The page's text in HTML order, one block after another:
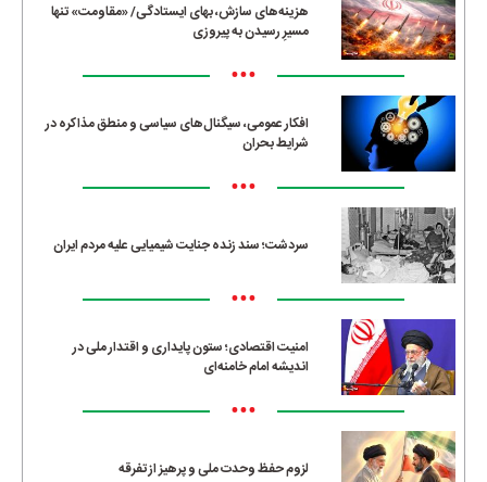
هزینه‌های سازش، بهای ایستادگی/ «مقاومت» تنها
مسیرِ رسیدن به پیروزی
•••
افکار عمومی، سیگنال‌های سیاسی و منطق مذاکره در
شرایط بحران
•••
سردشت؛ سند زنده جنایت شیمیایی علیه مردم ایران
•••
امنیت اقتصادی؛ ستون پایداری و اقتدار ملی در
اندیشه امام خامنه‌ای
•••
لزوم حفظ وحدت ملی و پرهیز از تفرقه